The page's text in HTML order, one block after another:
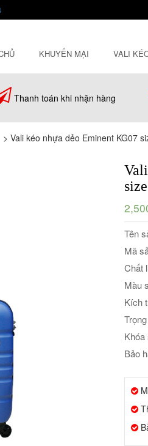
KHUYẾN MẠI VALI
Thanh toán khi nhận hàng
> Vali kéo nhựa dẻo Eminent KG07
Tên
Mã
Chất
Màu
Kích
Bảo